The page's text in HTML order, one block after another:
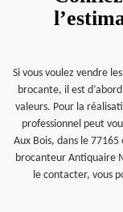
Si vous voulez vendre
brocante, il est
valeurs. Pour la
professionnel peut
Aux Bois, dans le
brocanteur Antiquaire
le contacter, vous